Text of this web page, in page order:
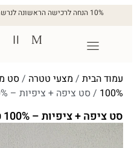
10% הנחה לרכישה הראשונה לנרשמות למעדון הלקוחות
עמוד הבית / מצעי טטרה /סט
100% / סט ציפה + ציפיות – 100% טטרה כותנה – פשתן
סט ציפה + ציפיות – 100% טטרה כותנה – פשתן